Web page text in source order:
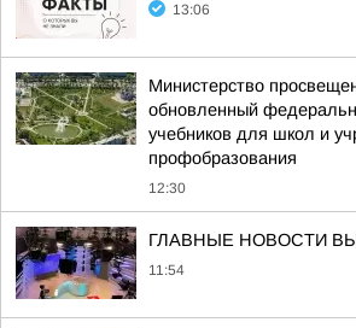
13:06
Министерство
обновленный
учебников для школ и
профобразования
12:30
ГЛАВНЫЕ НОВОСТИ
11:54